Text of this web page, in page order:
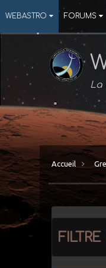
WEBASTRO FORUMS
La
Accueil
filtre